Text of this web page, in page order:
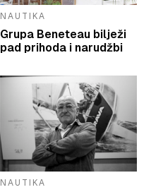
NAUTIKA
Grupa Beneteau bilježi
pad prihoda i narudžbi
NAUTIKA